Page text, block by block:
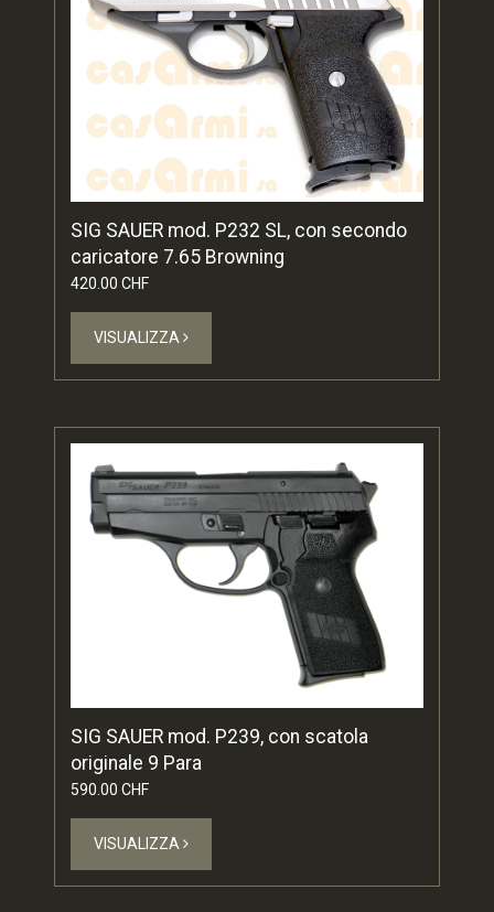
SIG SAUER mod. P232 SL, con secondo
caricatore 7.65 Browning
420.00 CHF
VISUALIZZA
SIG SAUER mod. P239, con scatola
originale 9 Para
590.00 CHF
VISUALIZZA